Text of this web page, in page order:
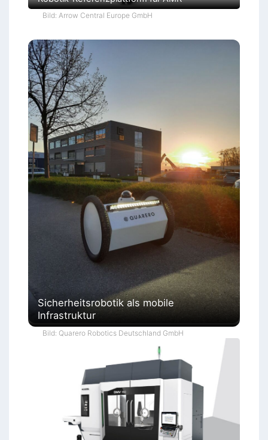
Bild: Arrow Central Europe GmbH
Sicherheitsrobotik als mobile
Infrastruktur
Bild: Quarero Robotics Deutschland GmbH